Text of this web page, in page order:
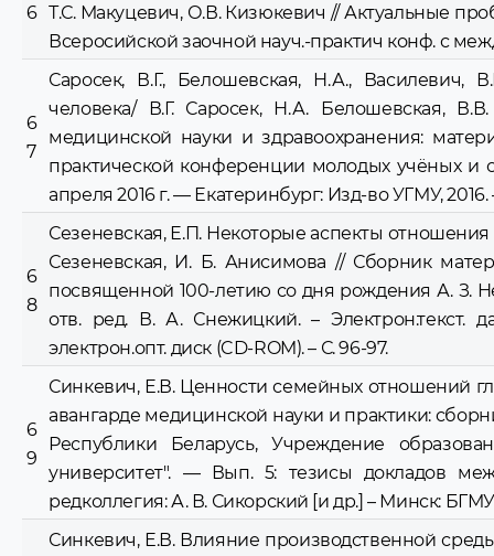
6 Т.С. Макуцевич, О.В. Кизюкевич // Актуальные
Всеросийской заочной науч.-практич конф. с
6
7
Саросек, В.Г., Белошевская, Н.А.,
человека/ В.Г. Саросек, Н.А. Белошевская,
медицинской науки и здравоохранения:
практической конференции молодых учёных и
апреля 2016 г. — Екатеринбург: Изд-во УГМУ, 2016.
6
8
Сезеневская, Е.П. Некоторые аспекты
Сезеневская, И. Б. Анисимова // Сборник
посвященной 100-летию со дня рождения А. З.
отв. ред. В. А. Снежицкий. – Электрон.текст.
электрон.опт. диск (CD-ROM). – С. 96-97.
6
9
Синкевич, Е.В. Ценности семейных отношений
авангарде медицинской науки и практики:
Республики Беларусь, Учреждение
университет". — Вып. 5: тезисы докладов
редколлегия: А. В. Сикорский [и др.] – Минск: БГМУ,
Синкевич, Е.В. Влияние производственной